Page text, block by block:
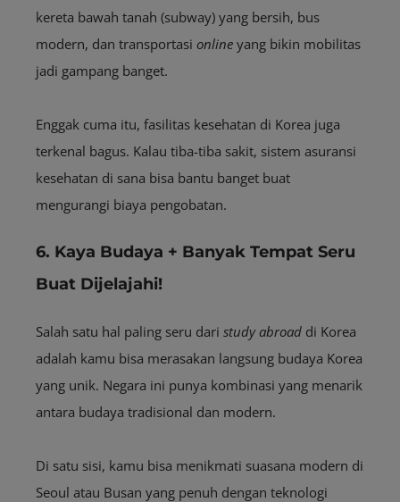
kereta bawah tanah (subway) yang bersih, bus
modern, dan transportasi online yang bikin mobilitas
jadi gampang banget.
Enggak cuma itu, fasilitas kesehatan di Korea juga
terkenal bagus. Kalau tiba-tiba sakit, sistem asuransi
kesehatan di sana bisa bantu banget buat
mengurangi biaya pengobatan.
6. Kaya Budaya + Banyak Tempat Seru
Buat Dijelajahi!
Salah satu hal paling seru dari study abroad di Korea
adalah kamu bisa merasakan langsung budaya Korea
yang unik. Negara ini punya kombinasi yang menarik
antara budaya tradisional dan modern.
Di satu sisi, kamu bisa menikmati suasana modern di
Seoul atau Busan yang penuh dengan teknologi